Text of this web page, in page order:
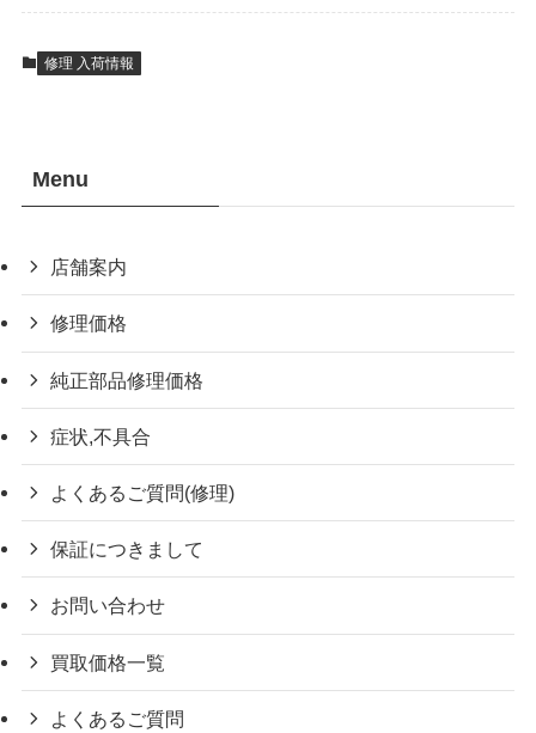
修理 入荷情報
Menu
店舗案内
修理価格
純正部品修理価格
症状,不具合
よくあるご質問(修理)
保証につきまして
お問い合わせ
買取価格一覧
よくあるご質問